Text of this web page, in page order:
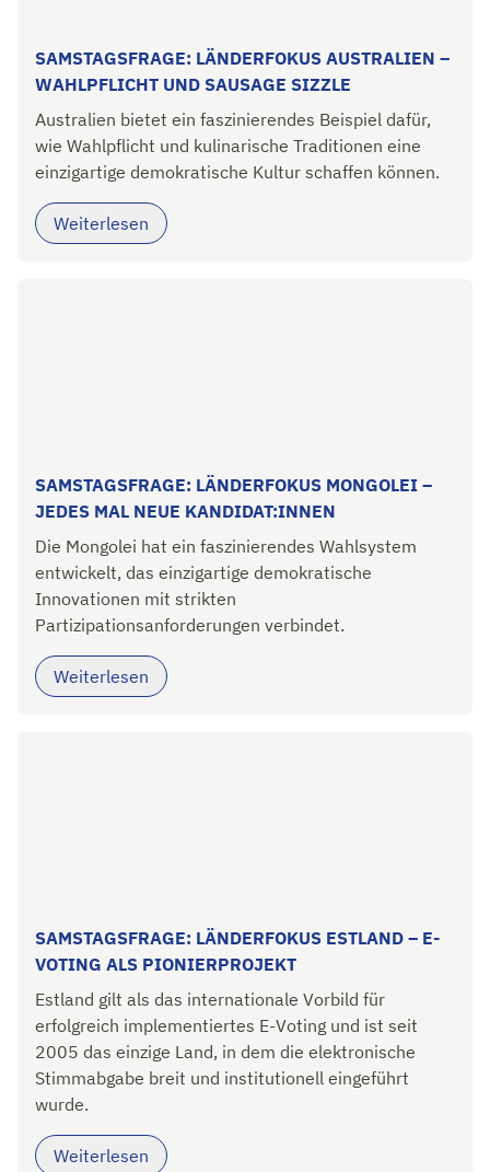
SAMSTAGSFRAGE: LÄNDERFOKUS AUSTRALIEN –
WAHLPFLICHT UND SAUSAGE SIZZLE
Australien bietet ein faszinierendes Beispiel dafür,
wie Wahlpflicht und kulinarische Traditionen eine
einzigartige demokratische Kultur schaffen können.
Weiterlesen
SAMSTAGSFRAGE: LÄNDERFOKUS MONGOLEI –
JEDES MAL NEUE KANDIDAT:INNEN
Die Mongolei hat ein faszinierendes Wahlsystem
entwickelt, das einzigartige demokratische
Innovationen mit strikten
Partizipationsanforderungen verbindet.
Weiterlesen
SAMSTAGSFRAGE: LÄNDERFOKUS ESTLAND – E-
VOTING ALS PIONIERPROJEKT
Estland gilt als das internationale Vorbild für
erfolgreich implementiertes E-Voting und ist seit
2005 das einzige Land, in dem die elektronische
Stimmabgabe breit und institutionell eingeführt
wurde.
Weiterlesen